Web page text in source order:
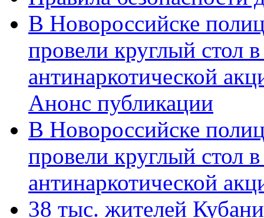
В Новороссийске
провели круглый стол
антинаркотической
Анонс публикации
В Новороссийске
провели круглый стол
антинаркотической
38 тыс. жителей